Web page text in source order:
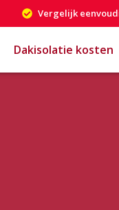
Vergelijk
Dakisolatie kosten